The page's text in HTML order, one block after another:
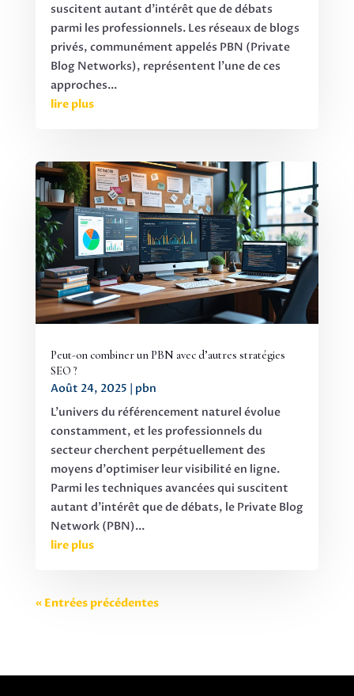
suscitent autant d'intérêt que de débats
parmi les professionnels. Les réseaux de blogs
privés, communément appelés PBN (Private
Blog Networks), représentent l'une de ces
approches...
lire plus
Peut-on combiner un PBN avec d’autres stratégies
SEO ?
Août 24, 2025 | pbn
L'univers du référencement naturel évolue
constamment, et les professionnels du
secteur cherchent perpétuellement des
moyens d'optimiser leur visibilité en ligne.
Parmi les techniques avancées qui suscitent
autant d'intérêt que de débats, le Private Blog
Network (PBN)...
lire plus
« Entrées précédentes